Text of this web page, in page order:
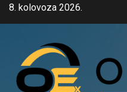
Skip8. kolovoza 2026.